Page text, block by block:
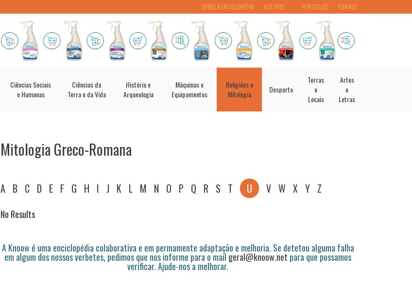
PORTUGUÊS ESPAÑOL
SOBRE A ENCICLOPÉDIA AUTORES
Ciências Sociais
e Humanas
Ciências da
Terra e da Vida
História e
Arqueologia
Máquinas e
Equipamentos
Religiões e
Mitologia
Desporto
Terras
e
Locais
Artes
e
Letras
Mitologia Greco-Romana
A B C D E F G H I J K L M N O P Q R S T U V W X Y Z
No Results
A Knoow é uma enciclopédia colaborativa e em permamente adaptação e melhoria. Se detetou alguma falha
em algum dos nossos verbetes, pedimos que nos informe para o mail geral@knoow.net para que possamos
verificar. Ajude-nos a melhorar.